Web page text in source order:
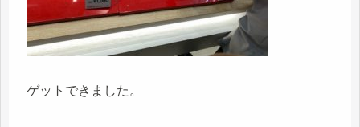
ゲットできました。